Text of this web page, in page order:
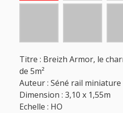
Titre : Breizh Armor, le
de 5m²
Auteur : Séné rail miniature
Dimension : 3,10 x 1,55m
Echelle : HO